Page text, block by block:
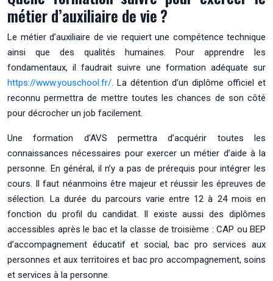
métier d’auxiliaire de vie ?
Le métier d’auxiliaire de vie requiert une compétence technique
ainsi que des qualités humaines. Pour apprendre les
fondamentaux, il faudrait suivre une formation adéquate sur
https://www.youschool.fr/. La détention d’un diplôme officiel et
reconnu permettra de mettre toutes les chances de son côté
pour décrocher un job facilement.
Une formation d’AVS permettra d’acquérir toutes les
connaissances nécessaires pour exercer un métier d’aide à la
personne. En général, il n’y a pas de prérequis pour intégrer les
cours. Il faut néanmoins être majeur et réussir les épreuves de
sélection. La durée du parcours varie entre 12 à 24 mois en
fonction du profil du candidat. Il existe aussi des diplômes
accessibles après le bac et la classe de troisième : CAP ou BEP
d’accompagnement éducatif et social, bac pro services aux
personnes et aux territoires et bac pro accompagnement, soins
et services à la personne.